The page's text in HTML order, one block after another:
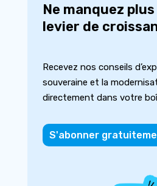
Ne manquez
levier de
Recevez nos conseils
souveraine et la
directement dans votre
S'abonner